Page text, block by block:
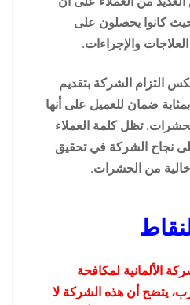
كانوا يحصلون على
والإجراءات.
التزام الشركة بتقديم
ضمان للعميل على أنها
تظل كلمة العملاء
نجاح الشركة في تحقيق
من الحشرات.
الألمانية لمكافحة
يتضح أن هذه الشركة لا